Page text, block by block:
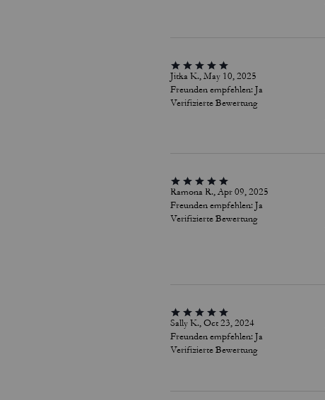
Jitka K., May 10, 2025
Freunden empfehlen: Ja
Verifizierte Bewertung
Ramona R., Apr 09, 2025
Freunden empfehlen: Ja
Verifizierte Bewertung
Sally K., Oct 23, 2024
Freunden empfehlen: Ja
Verifizierte Bewertung